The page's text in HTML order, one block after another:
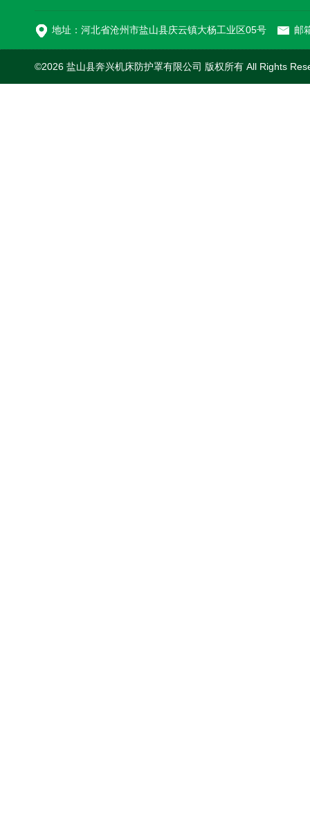
地址：河北省沧州市盐山县庆云镇大杨工业区05号 邮
©2026 盐山县奔兴机床防护罩有限公司 版权所有 All Rights